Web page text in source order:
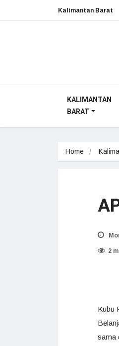
Kalimantan Barat
KALIMANTAN
BARAT
Home
2
Kubu
sama